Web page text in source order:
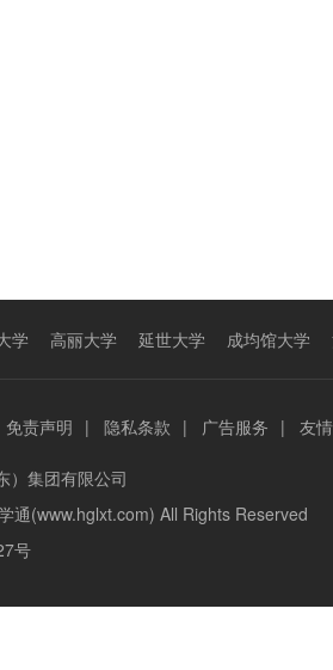
学 高丽大学 延世大学 成均馆大学
免责声明 | 隐私条款 | 广告服务 | 友
）集团有限公司
通(www.hglxt.com) All Rights Reserved
号